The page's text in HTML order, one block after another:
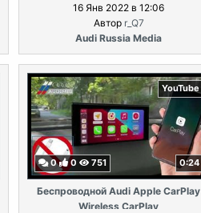
16 Янв 2022 в 12:06
Автор r_Q7
Audi Russia Media
YouTube
0 0 751 0:24
Беспроводной Audi Apple CarPlay
Wireless CarPlay